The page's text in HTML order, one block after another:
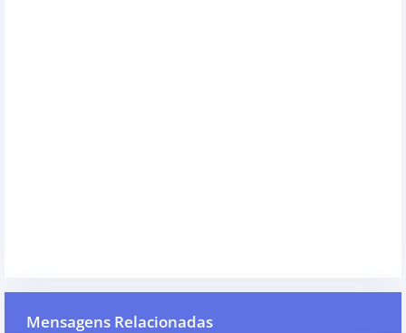
Mensagens Relacionadas